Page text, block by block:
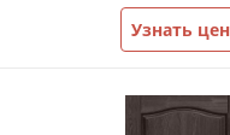
Узнать